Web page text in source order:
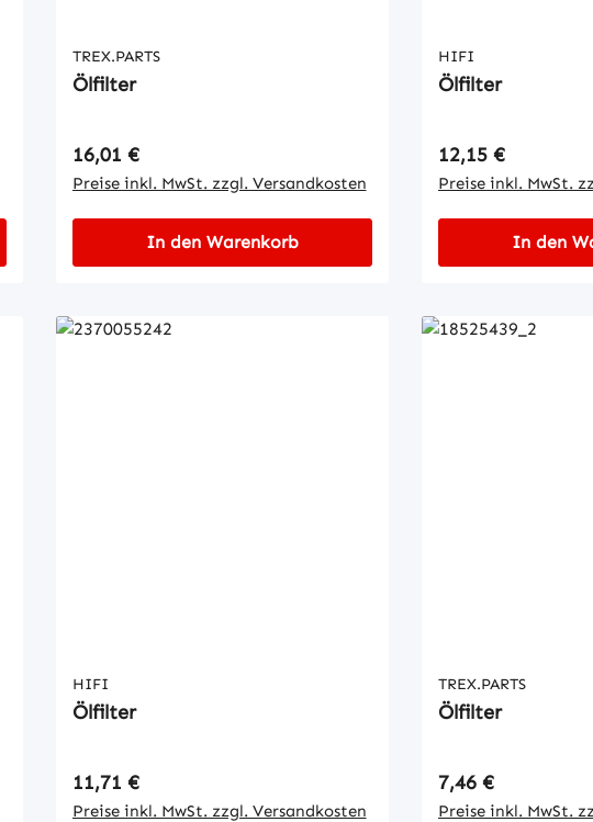
TREX.PARTS
Ölfilter
Regulärer Preis:
16,01 €
Preise inkl. MwSt. zzgl. Versandkosten
In den Warenkorb
HIFI
Ölfilter
Regulärer Preis:
12,15 €
Preise inkl. MwSt.
In den
HIFI
Ölfilter
Regulärer Preis:
11,71 €
Preise inkl. MwSt. zzgl. Versandkosten
TREX.PARTS
Ölfilter
Regulärer Preis:
7,46 €
Preise inkl. MwSt.